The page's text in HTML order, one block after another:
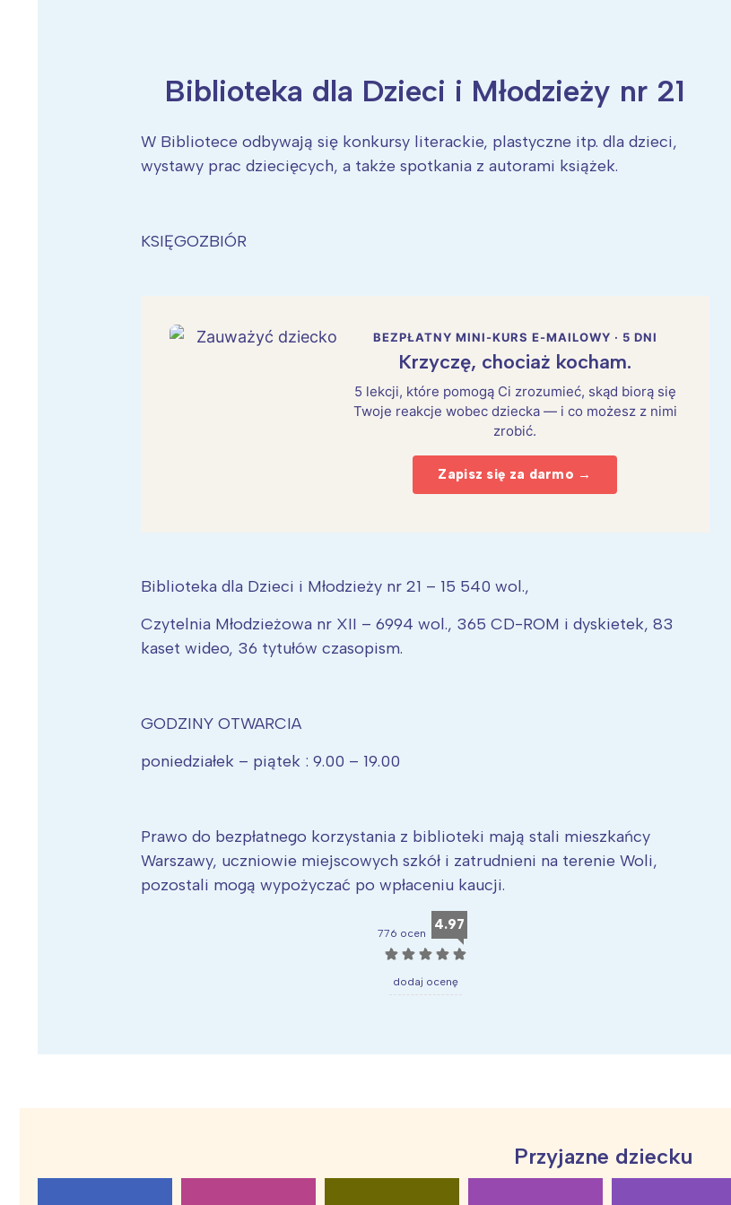
Wiosenny koncert ptaków na płocie Kwitnąca wiśnia i jej płatki Pszczoła i kwitnący ul
Biblioteka dla Dzieci i Młodzieży nr 21
W Bibliotece odbywają się konkursy literackie, plastyczne itp. dla dzieci,
wystawy prac dziecięcych, a także spotkania z autorami książek.
KSIĘGOZBIÓR
BEZPŁATNY MINI-KURS E-MAILOWY · 5 DNI
Krzyczę, chociaż kocham.
5 lekcji, które pomogą Ci zrozumieć, skąd biorą się
Twoje reakcje wobec dziecka — i co możesz z nimi
zrobić.
Zapisz się za darmo →
Biblioteka dla Dzieci i Młodzieży nr 21 – 15 540 wol.,
Czytelnia Młodzieżowa nr XII – 6994 wol., 365 CD-ROM i dyskietek, 83
kaset wideo, 36 tytułów czasopism.
GODZINY OTWARCIA
poniedziałek – piątek : 9.00 – 19.00
Prawo do bezpłatnego korzystania z biblioteki mają stali mieszkańcy
Warszawy, uczniowie miejscowych szkół i zatrudnieni na terenie Woli,
pozostali mogą wypożyczać po wpłaceniu kaucji.
776 ocen
4.97
☆ ☆ ☆ ☆ ☆
dodaj ocenę
Przyjazne dziecku